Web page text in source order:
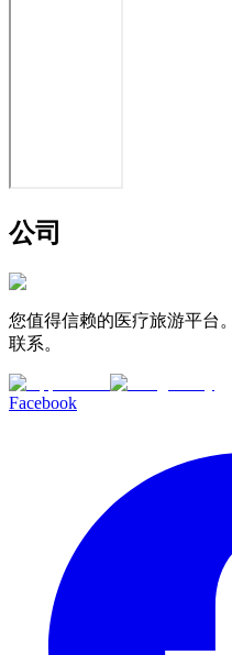
公司
您值得信赖的医疗旅游平台
联系。
Facebook